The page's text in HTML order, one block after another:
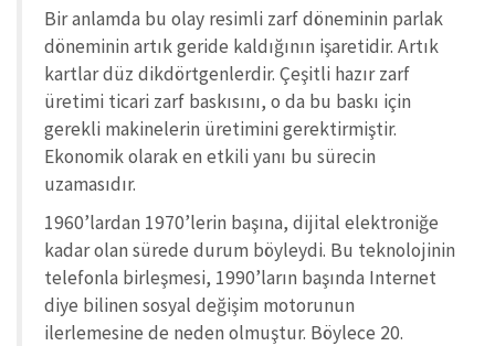
Bir anlamda bu olay resimli zarf döneminin parlak
döneminin artık geride kaldığının işaretidir. Artık
kartlar düz dikdörtgenlerdir. Çeşitli hazır zarf
üretimi ticari zarf baskısını, o da bu baskı için
gerekli makinelerin üretimini gerektirmiştir.
Ekonomik olarak en etkili yanı bu sürecin
uzamasıdır.
1960’lardan 1970’lerin başına, dijital elektroniğe
kadar olan sürede durum böyleydi. Bu teknolojinin
telefonla birleşmesi, 1990’ların başında Internet
diye bilinen sosyal değişim motorunun
ilerlemesine de neden olmuştur. Böylece 20.